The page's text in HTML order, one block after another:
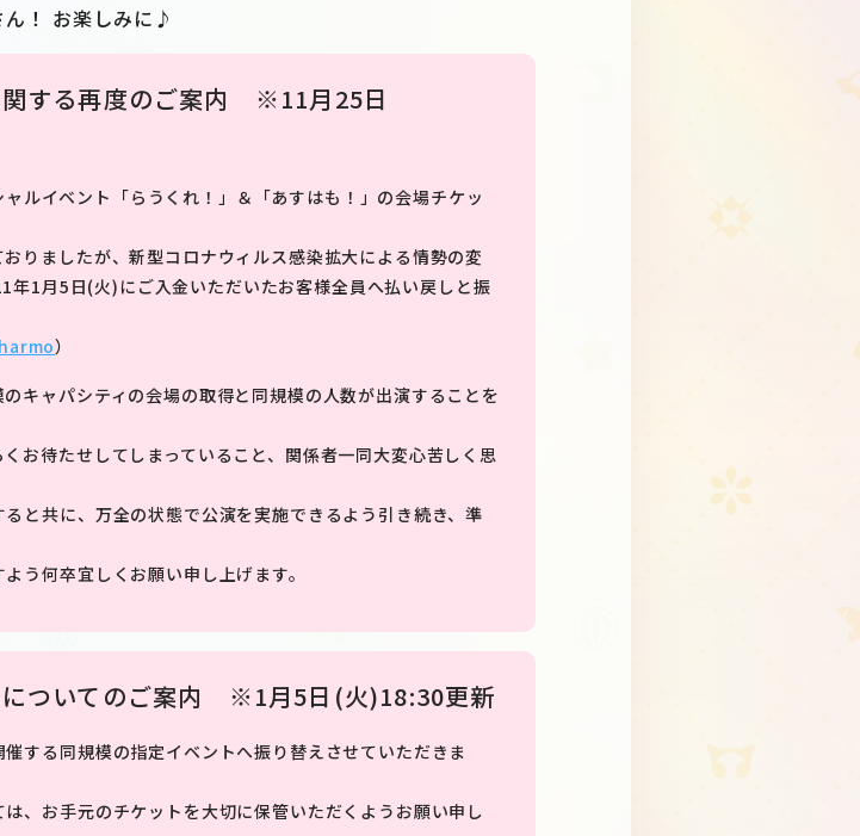
ん！ お楽しみに♪
関する再度のご案内 ※11月25日
ルイベント「らうくれ！」＆「あすはも！」の会場チケッ
りましたが、新型コロナウィルス感染拡大による情勢の変
1月5日(火)にご入金いただいたお客様全員へ払い戻しと振
）
キャパシティの会場の取得と同規模の人数が出演することを
お待たせしてしまっていること、関係者一同大変心苦しく思
と共に、万全の状態で公演を実施できるよう引き続き、準
う何卒宜しくお願い申し上げます。
についてのご案内 ※1月5日(火)18:30更新
する同規模の指定イベントへ振り替えさせていただきま
、お手元のチケットを大切に保管いただくようお願い申し